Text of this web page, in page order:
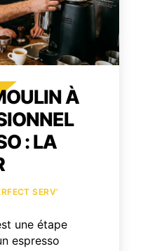
À
: LA
SERV’
une étape
espresso